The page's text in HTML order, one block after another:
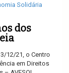
Solidária
dos
12/21, o Centro
em Direitos